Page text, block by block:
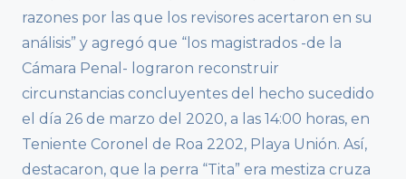
razones por las que los revisores acertaron en su
análisis” y agregó que “los magistrados -de la
Cámara Penal- lograron reconstruir
circunstancias concluyentes del hecho sucedido
el día 26 de marzo del 2020, a las 14:00 horas, en
Teniente Coronel de Roa 2202, Playa Unión. Así,
destacaron, que la perra “Tita” era mestiza cruza